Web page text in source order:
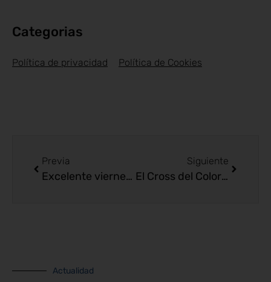
Categorias
Política de privacidad Política de Cookies
Previa
Excelente viernes de farolillos
Siguiente
El Cross del Colorado, nuestra primera cita.
Actualidad